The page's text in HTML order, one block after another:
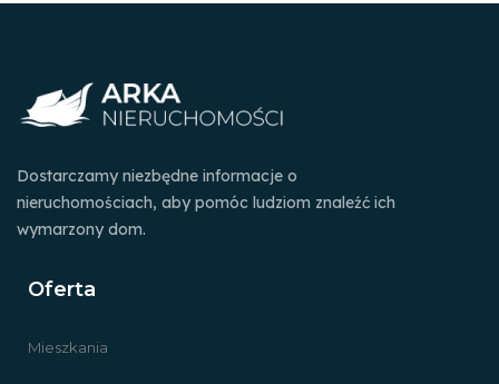
Dostarczamy niezbędne informacje o
nieruchomościach, aby pomóc ludziom znaleźć ich
wymarzony dom.
Oferta
Mieszkania